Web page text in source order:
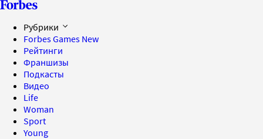
Рубрики
Forbes Games New
Рейтинги
Франшизы
Подкасты
Видео
Life
Woman
Sport
Young